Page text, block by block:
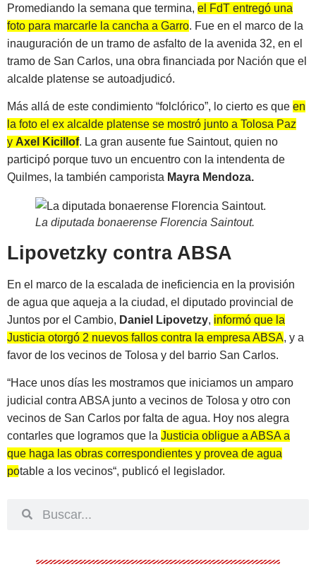
Promediando la semana que termina, el FdT entregó una
foto para marcarle la cancha a Garro. Fue en el marco de la
inauguración de un tramo de asfalto de la avenida 32, en el
tramo de San Carlos, una obra financiada por Nación que el
alcalde platense se autoadjudicó.
Más allá de este condimiento “folclórico”, lo cierto es que en
la foto el ex alcalde platense se mostró junto a Tolosa Paz
y Axel Kicillof. La gran ausente fue Saintout, quien no
participó porque tuvo un encuentro con la intendenta de
Quilmes, la también camporista Mayra Mendoza.
La diputada bonaerense Florencia Saintout.
Lipovetzky contra ABSA
En el marco de la escalada de ineficiencia en la provisión
de agua que aqueja a la ciudad, el diputado provincial de
Juntos por el Cambio, Daniel Lipovetzy, informó que la
Justicia otorgó 2 nuevos fallos contra la empresa ABSA, y a
favor de los vecinos de Tolosa y del barrio San Carlos.
“Hace unos días les mostramos que iniciamos un amparo
judicial contra ABSA junto a vecinos de Tolosa y otro con
vecinos de San Carlos por falta de agua. Hoy nos alegra
contarles que logramos que la Justicia obligue a ABSA a
que haga las obras correspondientes y provea de agua
potable a los vecinos“, publicó el legislador.